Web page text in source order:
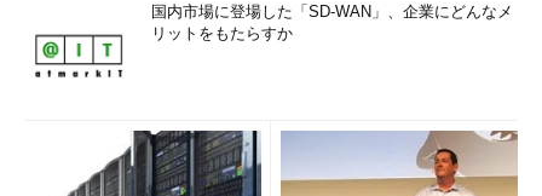
国内市場に登場した「SD-WAN」、企業にどんなメ
リットをもたらすか